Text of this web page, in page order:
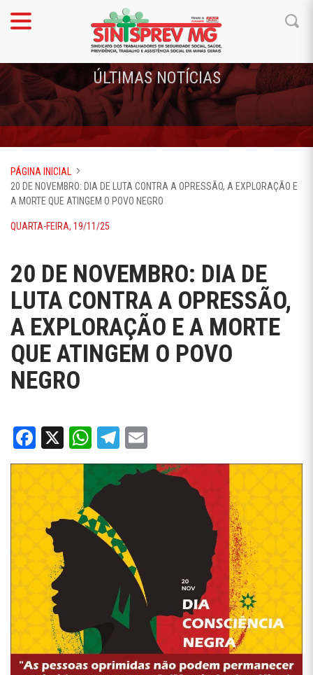
ÚLTIMAS NOTÍCIAS
PÁGINA INICIAL
20 DE NOVEMBRO: DIA DE LUTA CONTRA A OPRESSÃO, A EXPLORAÇÃO E
A MORTE QUE ATINGEM O POVO NEGRO
QUARTA-FEIRA, 19/11/25
20 DE NOVEMBRO: DIA DE
LUTA CONTRA A OPRESSÃO,
A EXPLORAÇÃO E A MORTE
QUE ATINGEM O POVO
NEGRO
Facebook
X WhatsApp
Telegram